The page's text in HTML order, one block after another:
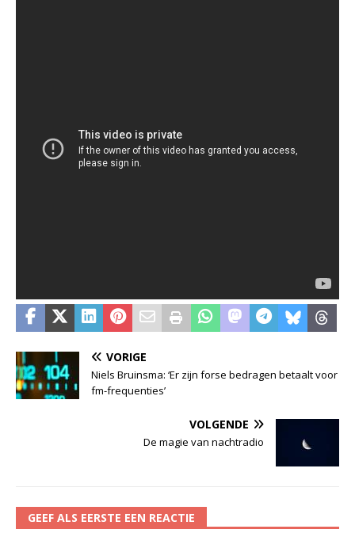
VORIGE
Niels Bruinsma: ‘Er zijn forse bedragen betaalt voor
fm-frequenties’
VOLGENDE
De magie van nachtradio
GEEF ALS EERSTE EEN REACTIE